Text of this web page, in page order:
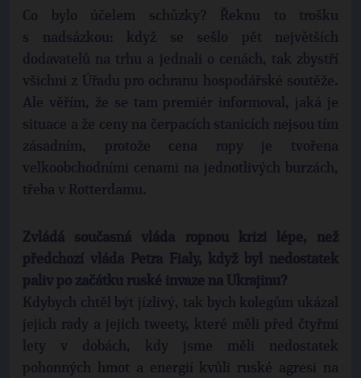
Co bylo účelem schůzky? Řeknu to trošku
s nadsázkou: když se sešlo pět největších
dodavatelů na trhu a jednali o cenách, tak zbystří
všichni z Úřadu pro ochranu hospodářské soutěže.
Ale věřím, že se tam premiér informoval, jaká je
situace a že ceny na čerpacích stanicích nejsou tím
zásadním, protože cena ropy je tvořena
velkoobchodními cenami na jednotlivých burzách,
třeba v Rotterdamu.
Zvládá současná vláda ropnou krizi lépe, než
předchozí vláda Petra Fialy, když byl nedostatek
paliv po začátku ruské invaze na Ukrajinu?
Kdybych chtěl být jízlivý, tak bych kolegům ukázal
jejich rady a jejich tweety, které měli před čtyřmi
lety v dobách, kdy jsme měli nedostatek
pohonných hmot a energií kvůli ruské agresi na